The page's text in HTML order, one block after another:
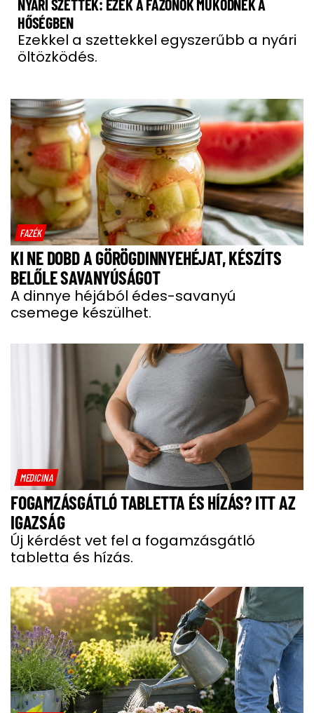
NYÁRI SZETTEK: EZEK A FAZONOK MŰKÖDNEK A
HŐSÉGBEN
Ezekkel a szettekkel egyszerűbb a nyári
öltözködés.
FAZÉK
KI NE DOBD A GÖRÖGDINNYEHÉJAT, KÉSZÍTS
BELŐLE SAVANYÚSÁGOT
A dinnye héjából édes-savanyú
csemege készülhet.
MEDICINA
FOGAMZÁSGÁTLÓ TABLETTA ÉS HÍZÁS? ITT AZ
IGAZSÁG
Új kérdést vet fel a fogamzásgátló
tabletta és hízás.